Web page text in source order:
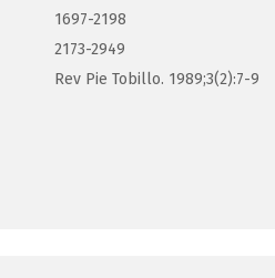
1697-2198
2173-2949
Rev Pie Tobillo. 1989;3(2):7-9